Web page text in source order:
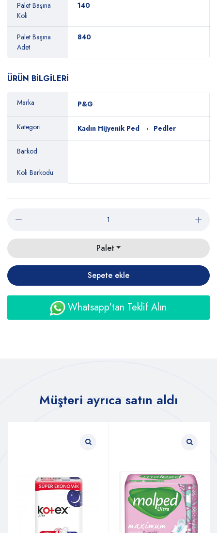
Palet Başına
Koli
140
Palet Başına
Adet
840
ÜRÜN BİLGİLERİ
Marka P&G
Kategori Kadın Hijyenik Ped Pedler
Barkod
Koli Barkodu
Palet
Sepete ekle
Whatsapp'tan Teklif Alın
Müşteri ayrıca satın aldı